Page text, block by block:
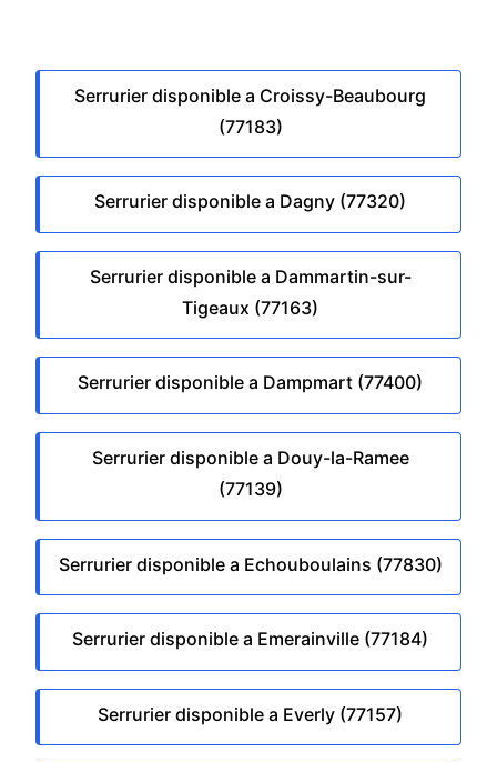
Serrurier disponible a Croissy-Beaubourg
(77183)
Serrurier disponible a Dagny (77320)
Serrurier disponible a Dammartin-sur-
Tigeaux (77163)
Serrurier disponible a Dampmart (77400)
Serrurier disponible a Douy-la-Ramee
(77139)
Serrurier disponible a Echouboulains (77830)
Serrurier disponible a Emerainville (77184)
Serrurier disponible a Everly (77157)